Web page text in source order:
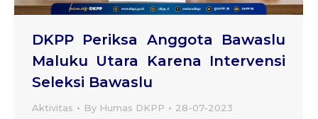
DKPP Periksa Anggota Bawaslu
Maluku Utara Karena Intervensi
Seleksi Bawaslu
Aktivitas By Humas DKPP 28-07-2023